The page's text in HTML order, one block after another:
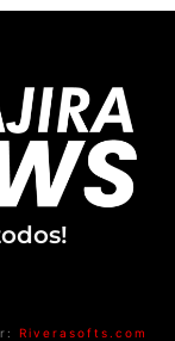
Riverasofts.com